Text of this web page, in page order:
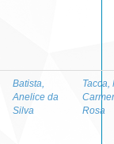
Batista,
Anelice da
Silva
Tacca,
Rosa